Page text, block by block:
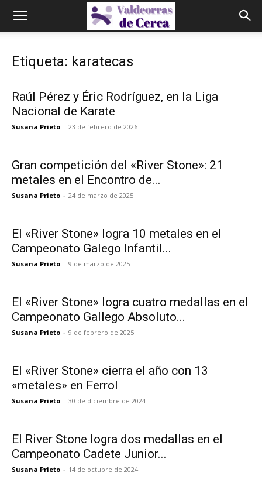
Etiqueta: karatecas
Raúl Pérez y Éric Rodríguez, en la Liga
Nacional de Karate
Susana Prieto - 23 de febrero de 2026
Gran competición del «River Stone»: 21
metales en el Encontro de...
Susana Prieto - 24 de marzo de 2025
El «River Stone» logra 10 metales en el
Campeonato Galego Infantil...
Susana Prieto - 9 de marzo de 2025
El «River Stone» logra cuatro medallas en el
Campeonato Gallego Absoluto...
Susana Prieto - 9 de febrero de 2025
El «River Stone» cierra el año con 13
«metales» en Ferrol
Susana Prieto - 30 de diciembre de 2024
El River Stone logra dos medallas en el
Campeonato Cadete Junior...
Susana Prieto - 14 de octubre de 2024